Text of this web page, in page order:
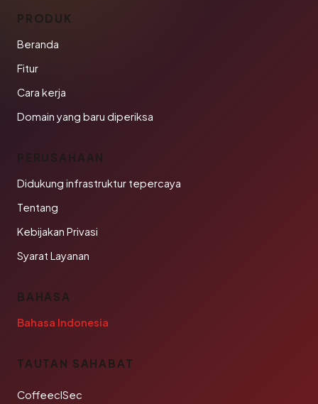
PRODUK
Beranda
Fitur
Cara kerja
Domain yang baru diperiksa
PERUSAHAAN
Didukung infrastruktur tepercaya
Tentang
Kebijakan Privasi
Syarat Layanan
BAHASA
Bahasa Indonesia
TAUTAN SAHABAT
CoffeeclSec